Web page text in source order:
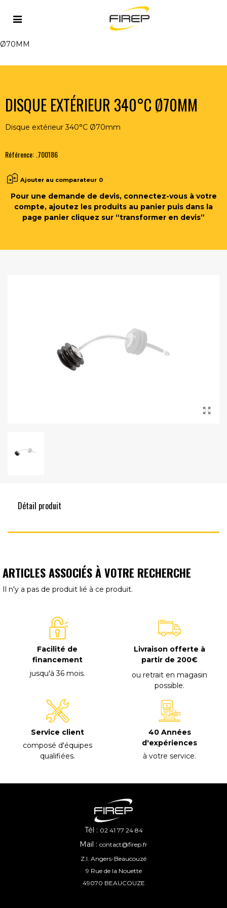
Accueil OUTILLAGE DU SOUDEUR >
DISQUE EXTÉRIEUR 340°C
Ø70MM
DISQUE EXTÉRIEUR 340°C Ø70MM
Disque extérieur 340°C Ø70mm
Référence: .700186
Ajouter au comparateur 0
Pour une demande de devis, connectez-vous à votre
compte, ajoutez les produits au panier puis dans la
page panier cliquez sur “transformer en devis”
Détail produit
ARTICLES ASSOCIÉS À VOTRE RECHERCHE
Il n'y a pas de produit lié à ce produit.
Facilité de
financement
jusqu'à 36 mois.
Livraison offerte à
partir de 200€
ou retrait en magasin
possible.
Service client
composé d'équipes
qualifiées.
40 Années
d'expériences
à votre service.
Tél : 02 41 77 24 84
Mail : contact@firep.fr
Z.I. Angers-Beaucouzé
9 Rue de la Nouette
49070 BEAUCOUZE